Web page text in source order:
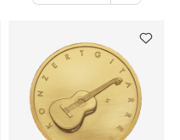
Warenkorb